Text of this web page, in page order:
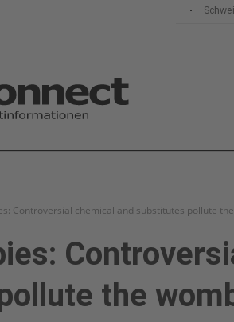
Controversial chemical and substitutes pollute
the